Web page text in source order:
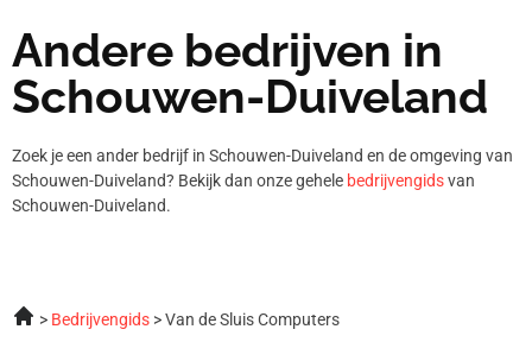
Andere bedrijven in
Schouwen-Duiveland
Zoek je een ander bedrijf in Schouwen-Duiveland en de omgeving van
Schouwen-Duiveland? Bekijk dan onze gehele bedrijvengidsvan
Schouwen-Duiveland.
Bedrijvengids Van de Sluis Computers